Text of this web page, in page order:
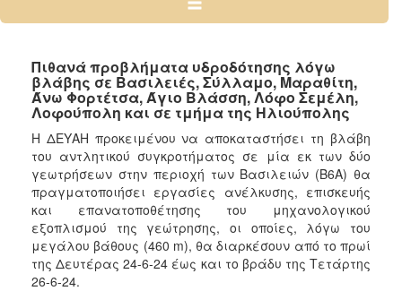
2024
2022
2021
2020
2019
2018
2017
2016
2015
Πιθανά προβλήματα υδροδότησης λόγω
βλάβης σε Βασιλειές, Σύλλαμο, Μαραθίτη,
Άνω Φορτέτσα, Άγιο Βλάσση, Λόφο Σεμέλη,
Λοφούπολη και σε τμήμα της Ηλιούπολης
Η ΔΕΥΑΗ προκειμένου να αποκαταστήσει τη βλάβη
του αντλητικού συγκροτήματος σε μία εκ των δύο
γεωτρήσεων στην περιοχή των Βασιλειών (Β6Α) θα
πραγματοποιήσει εργασίες ανέλκυσης, επισκευής
και επανατοποθέτησης του μηχανολογικού
εξοπλισμού της γεώτρησης, οι οποίες, λόγω του
μεγάλου βάθους (460 m), θα διαρκέσουν από το πρωί
της Δευτέρας 24-6-24 έως και το βράδυ της Τετάρτης
26-6-24.